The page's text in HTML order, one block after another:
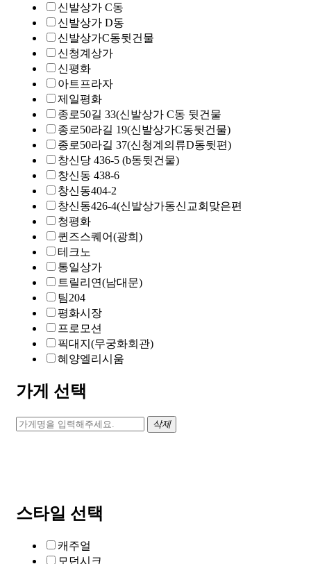
신발상가 C동
신발상가 D동
신발상가C동뒷건물
신청계상가
신평화
아트프라자
제일평화
종로50길 33(신발상가 C동 뒷건물
종로50라길 19(신발상가C동뒷건물)
종로50라길 37(신청계의류D동뒷편)
창신당 436-5 (b동뒷건물)
창신동 438-6
창신동404-2
창신동426-4(신발상가동신교회맞은편
청평화
퀸즈스퀘어(광희)
테크노
통일상가
트릴리연(남대문)
팀204
평화시장
프로모션
픽대지(무궁화회관)
혜양엘리시움
가게 선택
삭제
스타일 선택
캐주얼
모던시크